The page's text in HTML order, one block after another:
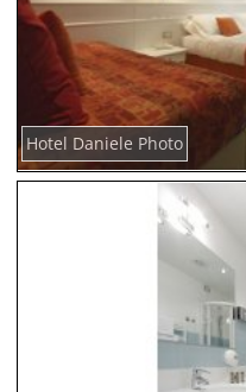
Hotel Daniele Photo